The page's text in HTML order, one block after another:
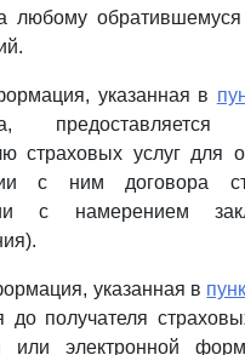
любому
указанная в
предоставляется
страховых услуг для
с ним договора
с намерением
указанная в
до получателя
или электронной